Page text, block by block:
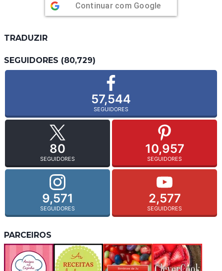
Continuar com Google
TRADUZIR
SEGUIDORES (80,729)
57,544
SEGUIDORES
80
SEGUIDORES
10,957
SEGUIDORES
9,571
SEGUIDORES
2,577
SEGUIDORES
PARCEIROS